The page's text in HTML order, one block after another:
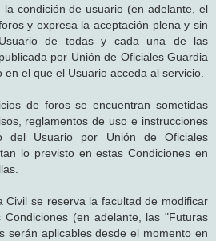
condición de usuario (en adelante, el
y expresa la aceptación plena y sin
de todas y cada una de las
por Unión de Oficiales Guardia
el que el Usuario acceda al servicio.
de foros se encuentran sometidas
reglamentos de uso e instrucciones
del Usuario por Unión de Oficiales
lo previsto en estas Condiciones en
Civil se reserva la facultad de modificar
(en adelante, las "Futuras
serán aplicables desde el momento en